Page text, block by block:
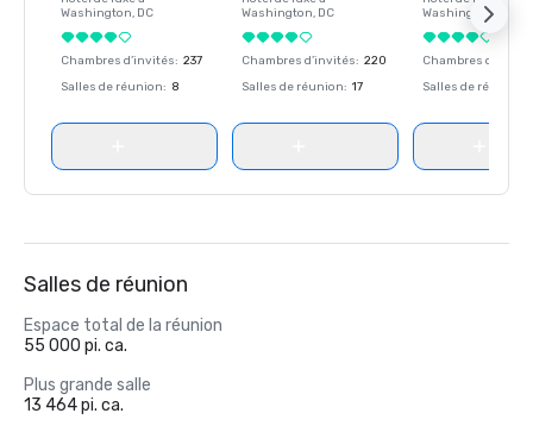
Washington, DC
Chambres d’invités: 237
Salles de réunion: 8
Washington, DC
Chambres d’invités: 220
Salles de réunion: 17
Washington
Chambres
Salles de réunion
Salles de réunion
Espace total de la réunion
55 000 pi. ca.
Plus grande salle
13 464 pi. ca.